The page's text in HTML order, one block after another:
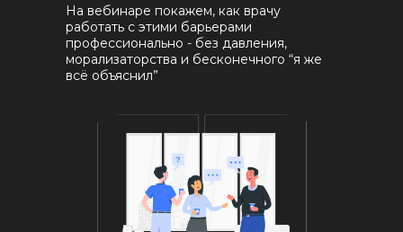
На вебинаре покажем, как врачу
работать с этими барьерами
профессионально - без давления,
морализаторства и бесконечного “я же
всё объяснил”